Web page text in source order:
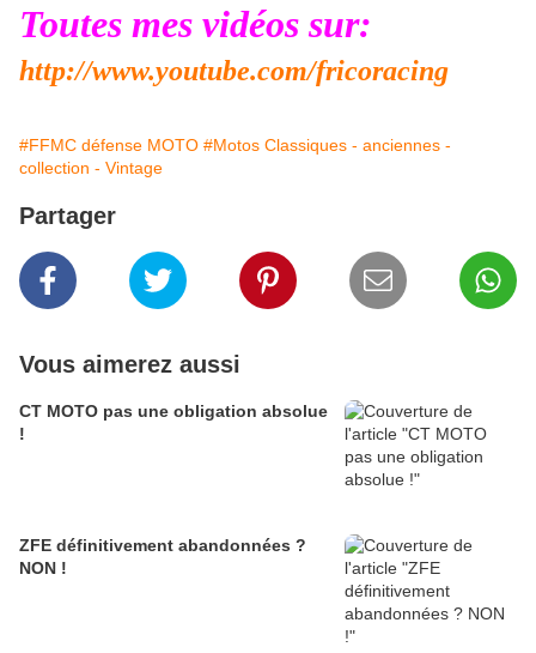
Toutes mes vidéos sur:
http://www.youtube.com/fricoracing
#FFMC défense MOTO #Motos Classiques - anciennes -
collection - Vintage
Partager
Vous aimerez aussi
CT MOTO pas une obligation absolue
!
ZFE définitivement abandonnées ?
NON !